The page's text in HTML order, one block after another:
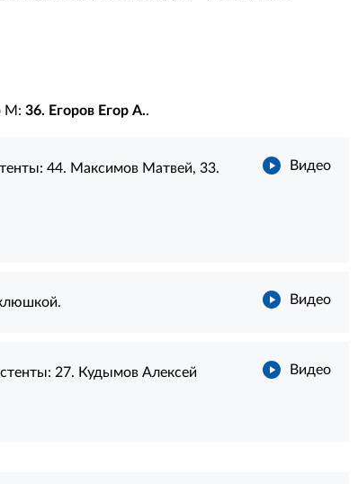
М: 36. Егоров Егор А..
Видео
44. Максимов Матвей, 33.
Видео
Видео
27. Кудымов Алексей